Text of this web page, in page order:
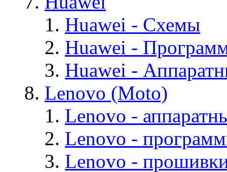
Huawei - Cхемы
Huawei -
Huawei -
Lenovo (Moto)
Lenovo -
Lenovo -
Lenovo -